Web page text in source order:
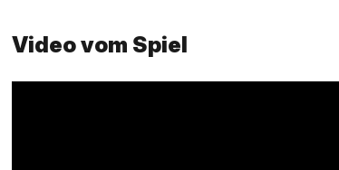
Video vom Spiel